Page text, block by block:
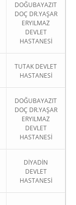
DOĞUBAYAZIT
DOÇ DR.YAŞAR
ERYILMAZ
DEVLET
HASTANESİ
TUTAK DEVLET
HASTANESİ
DOĞUBAYAZIT
DOÇ DR.YAŞAR
ERYILMAZ
DEVLET
HASTANESİ
DİYADİN
DEVLET
HASTANESİ